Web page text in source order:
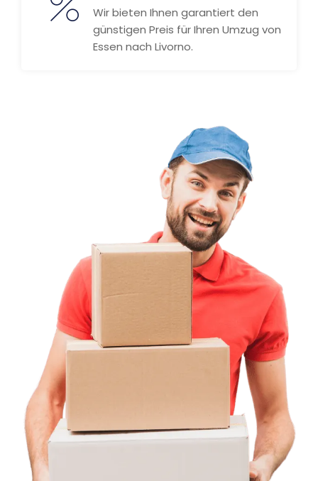
Wir bieten Ihnen garantiert den
günstigen Preis für Ihren Umzug von
Essen nach Livorno.